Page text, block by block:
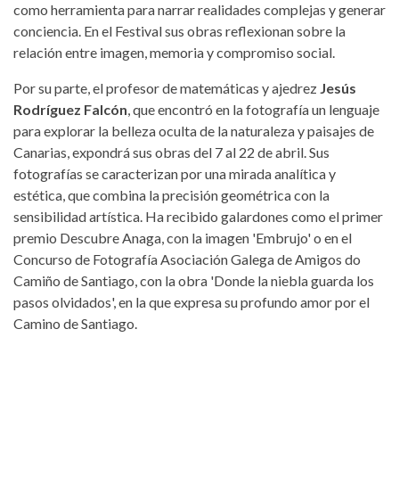
como herramienta para narrar realidades complejas y generar
conciencia. En el Festival sus obras reflexionan sobre la
relación entre imagen, memoria y compromiso social.
Por su parte, el profesor de matemáticas y ajedrez Jesús
Rodríguez Falcón, que encontró en la fotografía un lenguaje
para explorar la belleza oculta de la naturaleza y paisajes de
Canarias, expondrá sus obras del 7 al 22 de abril. Sus
fotografías se caracterizan por una mirada analítica y
estética, que combina la precisión geométrica con la
sensibilidad artística. Ha recibido galardones como el primer
premio Descubre Anaga, con la imagen 'Embrujo' o en el
Concurso de Fotografía Asociación Galega de Amigos do
Camiño de Santiago, con la obra 'Donde la niebla guarda los
pasos olvidados', en la que expresa su profundo amor por el
Camino de Santiago.